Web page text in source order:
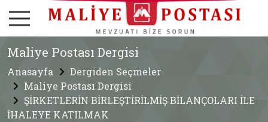
Maliye Postası Dergisi
Anasayfa
Dergiden Seçmeler
Maliye Postası Dergisi
ŞİRKETLERİN BİRLEŞTİRİLMİŞ BİLANÇOLARI İLE
İHALEYE KATILMAK